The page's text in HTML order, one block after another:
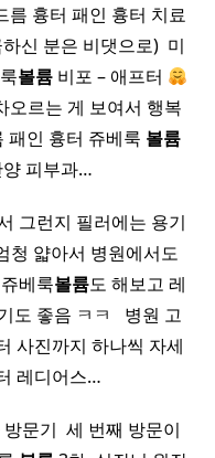
름 흉터 패인 흉터 치료
신 분은 비댓으로) ​ 미
볼륨비포 – 애프터
오르는 게 보여서 행복
패인 흉터 쥬베룩 볼륨
양 피부과…
그런지 필러에는 용기
청 얇아서 병원에서도
베룩볼륨도 해보고 레
도 좋음 ㅋㅋ ​ ​ 병원 고
사진까지 하나씩 자세
레디어스…
문기 ​ 세 번째 방문이